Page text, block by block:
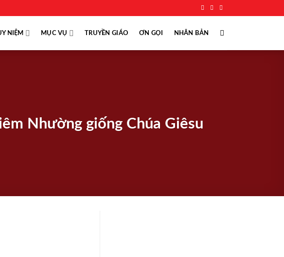
NIỆM MỤC VỤ TRUYỀN GIÁO ƠN GỌI NHÂN BẢN
Nhường giống Chúa Giêsu